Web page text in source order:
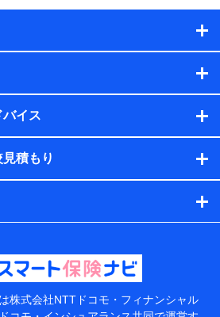
イス
積もり
株式会社NTTドコモ・フィナンシャル